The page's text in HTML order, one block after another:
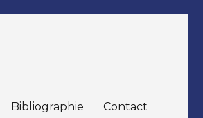
Bibliographie Contact